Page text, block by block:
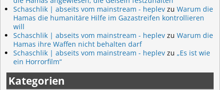
Schaschlik | abseits vom mainstream - heplev zu Warum die
Hamas die humanitäre Hilfe im Gazastreifen kontrollieren
will
Schaschlik | abseits vom mainstream - heplev zu Warum die
Hamas ihre Waffen nicht behalten darf
Schaschlik | abseits vom mainstream - heplev zu „Es ist wie
ein Horrorfilm“
Kategorien